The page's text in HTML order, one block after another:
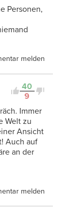
Personen,
melden
40
9
Immer
Welt zu
Ansicht
Auch auf
an der
melden